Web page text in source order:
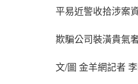
平易近警收拾涉案
欺騙公司裝潢貴氣
文/圖 金羊網記者